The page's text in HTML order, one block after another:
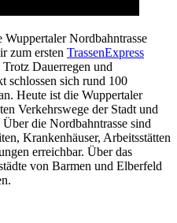
Wuppertaler Nordbahntrasse
zum ersten TrassenExpress
Dauerregen und
schlossen sich rund 100
Heute ist die Wuppertaler
Verkehrswege der Stadt und
die Nordbahntrasse sind
Krankenhäuser, Arbeitsstätten
erreichbar. Über das
von Barmen und Elberfeld